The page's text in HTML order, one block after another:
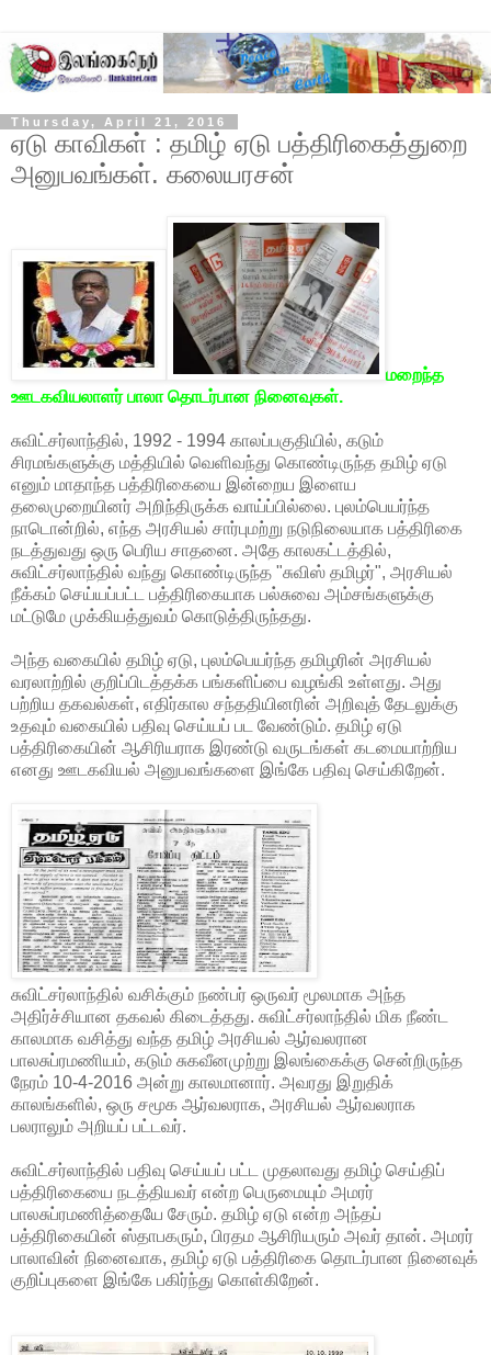
Thursday, April 21, 2016
ஏடு காவிகள் : தமிழ் ஏடு பத்திரிகைத்துறை
அனுபவங்கள். கலையரசன்
மறைந்த
ஊடகவியலாளர் பாலா தொடர்பான நினைவுகள்.
சுவிட்சர்லாந்தில், 1992 - 1994 காலப்பகுதியில், கடும்
சிரமங்களுக்கு மத்தியில் வெளிவந்து கொண்டிருந்த தமிழ் ஏடு
எனும் மாதாந்த பத்திரிகையை இன்றைய இளைய
தலைமுறையினர் அறிந்திருக்க வாய்ப்பில்லை. புலம்பெயர்ந்த
நாடொன்றில், எந்த அரசியல் சார்புமற்று நடுநிலையாக பத்திரிகை
நடத்துவது ஒரு பெரிய சாதனை. அதே காலகட்டத்தில்,
சுவிட்சர்லாந்தில் வந்து கொண்டிருந்த "சுவிஸ் தமிழர்", அரசியல்
நீக்கம் செய்யப்பட்ட பத்திரிகையாக பல்சுவை அம்சங்களுக்கு
மட்டுமே முக்கியத்துவம் கொடுத்திருந்தது.
அந்த வகையில் தமிழ் ஏடு, புலம்பெயர்ந்த தமிழரின் அரசியல்
வரலாற்றில் குறிப்பிடத்தக்க பங்களிப்பை வழங்கி உள்ளது. அது
பற்றிய தகவல்கள், எதிர்கால சந்ததியினரின் அறிவுத் தேடலுக்கு
உதவும் வகையில் பதிவு செய்யப் பட வேண்டும். தமிழ் ஏடு
பத்திரிகையின் ஆசிரியராக இரண்டு வருடங்கள் கடமையாற்றிய
எனது ஊடகவியல் அனுபவங்களை இங்கே பதிவு செய்கிறேன்.
சுவிட்சர்லாந்தில் வசிக்கும் நண்பர் ஒருவர் மூலமாக அந்த
அதிர்ச்சியான தகவல் கிடைத்தது. சுவிட்சர்லாந்தில் மிக நீண்ட
காலமாக வசித்து வந்த தமிழ் அரசியல் ஆர்வலரான
பாலசுப்ரமணியம், கடும் சுகவீனமுற்று இலங்கைக்கு சென்றிருந்த
நேரம் 10-4-2016 அன்று காலமானார். அவரது இறுதிக்
காலங்களில், ஒரு சமூக ஆர்வலராக, அரசியல் ஆர்வலராக
பலராலும் அறியப் பட்டவர்.
சுவிட்சர்லாந்தில் பதிவு செய்யப் பட்ட முதலாவது தமிழ் செய்திப்
பத்திரிகையை நடத்தியவர் என்ற பெருமையும் அமரர்
பாலசுப்ரமணித்தையே சேரும். தமிழ் ஏடு என்ற அந்தப்
பத்திரிகையின் ஸ்தாபகரும், பிரதம ஆசிரியரும் அவர் தான். அமரர்
பாலாவின் நினைவாக, தமிழ் ஏடு பத்திரிகை தொடர்பான நினைவுக்
குறிப்புகளை இங்கே பகிர்ந்து கொள்கிறேன்.